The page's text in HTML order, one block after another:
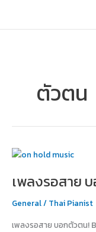
content
ตัวตน
เพลงรอสาย
General/ Thai Pianist
เพลงรอสาย บอกตัวตน!
เพลง
สาย
ตัว